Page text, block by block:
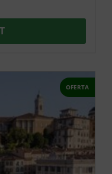
OFERTA